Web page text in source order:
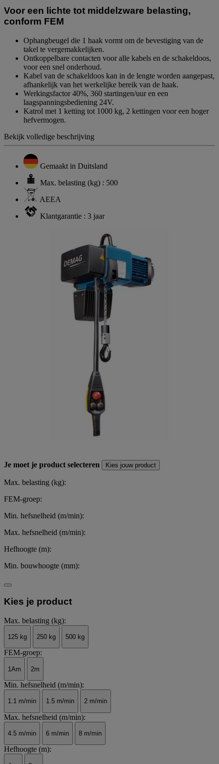
Voor een lichte tot middelzware belasting,
conform FEM
Ophangbeugel die 1 haak vormt om de bevestiging van de
takel te vergemakkelijken.
Ontkoppelbare contacten voor alle kabels en de schakeldoos,
voor een snel onderhoud.
Kabel van de schakeldoos kan in de lengte worden aangepast,
afhankelijk van het werkelijke bereik van de haak.
Werkingsfactor 40%, 360 startingen/uur en een
laagspanningsbediening 24V.
Katrol met 1 ketting tot 1000 kg, 2 kettingen voor een hoger
hefvermogen.
Bekijk volledige beschrijving
Gemaakt in Duitsland
Max. belasting (kg) : 500
AEEA
Klantgarantie : 3 jaar
Je moet je product selecteren Kies jouw product
Max. belasting (kg):
FEM-groep:
Min. hefsnelheid (m/min):
Max. hefsnelheid (m/min):
Hefhoogte (m):
Min. bouwhoogte (mm):
Kies je product
Max. belasting (kg):
125 kg 250 kg 500 kg
FEM-groep:
1Am 2m
Min. hefsnelheid (m/min):
1.1 m/min 1.5 m/min 2 m/min
Max. hefsnelheid (m/min):
4.5 m/min 6 m/min 8 m/min
Hefhoogte (m):